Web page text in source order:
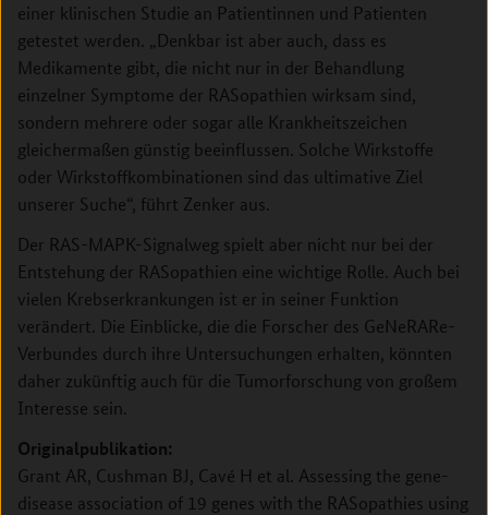
einer klinischen Studie an Patientinnen und Patienten
getestet werden. „Denkbar ist aber auch, dass es
Medikamente gibt, die nicht nur in der Behandlung
einzelner Symptome der RASopathien wirksam sind,
sondern mehrere oder sogar alle Krankheitszeichen
gleichermaßen günstig beeinflussen. Solche Wirkstoffe
oder Wirkstoffkombinationen sind das ultimative Ziel
unserer Suche“, führt Zenker aus.
Der RAS-MAPK-Signalweg spielt aber nicht nur bei der
Entstehung der RASopathien eine wichtige Rolle. Auch bei
vielen Krebserkrankungen ist er in seiner Funktion
verändert. Die Einblicke, die die Forscher des GeNeRARe-
Verbundes durch ihre Untersuchungen erhalten, könnten
daher zukünftig auch für die Tumorforschung von großem
Interesse sein.
Originalpublikation:
Grant AR, Cushman BJ, Cavé H et al. Assessing the gene-
disease association of 19 genes with the RASopathies using